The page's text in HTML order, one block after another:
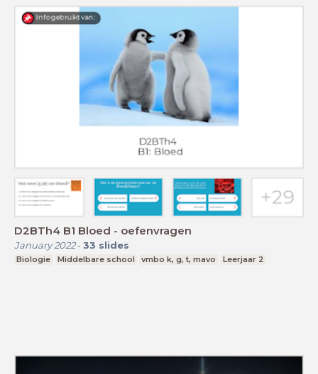
D2BTh4 B1 Bloed - oefenvragen
January 2022- 33 slides
Biologie Middelbare school vmbo k, g, t, mavo Leerjaar 2